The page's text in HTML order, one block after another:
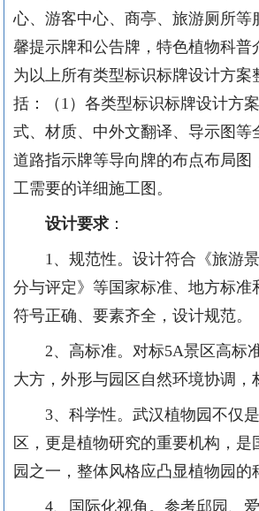
心、游客中心、商亭、旅游厕所等
馨提示牌和公告牌，特色植物科普
为以上所有类型标识标牌设计方案
括：（1）各类型标识标牌设计方
式、材质、中外文翻译、导示图等
道路指示牌等导向牌的布点布局图
工需要的详细施工图。
设计要求 ：
1、规范性。设计符合《旅游景
分与评定》等国家标准、地方标准
符号正确、要素齐全，设计规范。
2、高标准。对标5A景区高标
大方，外形与园区自然环境协调，
3、科学性。武汉植物园不仅
区，更是植物研究的重要机构，是
园之一，整体风格应凸显植物园的
4、国际化视角。参考邱园、爱